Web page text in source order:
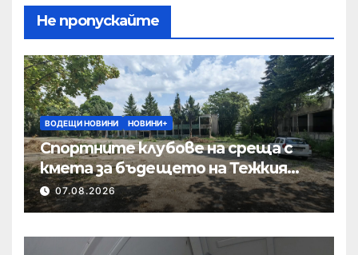
Не пропускайте
ВОДЕЩИ НОВИНИ НОВИНИ+
Спортните клубове на среща с
кмета за бъдещето на Тежкия
полк
07.08.2026